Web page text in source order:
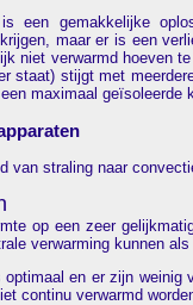
is een gemakkelijke
maar er is een
niet verwarmd hoeven
staat) stijgt met
maximaal geïsoleerde
van straling naar
op een zeer
verwarming kunnen
optimaal en er zijn
continu verwarmd